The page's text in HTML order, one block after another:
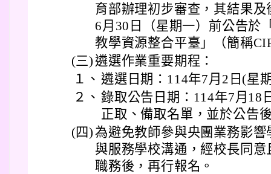
育部辦理初步審查，其結果
6月30日（星期一）前公告於
教學資源整合平臺」（簡稱
(三) 遴選作業重要期程：
１、 遴選日期：114年7月2日(星
２、 錄取公告日期：114年7月18
正取、備取名單，並於公告
(四)為避免教師參與央團業務影
與服務學校溝通，經校長同
職務後，再行報名。